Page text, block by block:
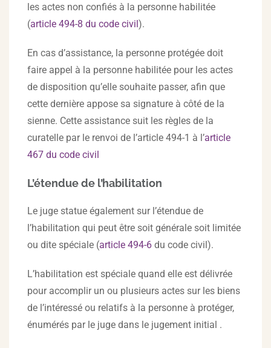
les actes non confiés à la personne habilitée
(article 494-8 du code civil).
En cas d’assistance, la personne protégée doit
faire appel à la personne habilitée pour les actes
de disposition qu’elle souhaite passer, afin que
cette dernière appose sa signature à côté de la
sienne. Cette assistance suit les règles de la
curatelle par le renvoi de l’article 494-1 à l’article
467 du code civil
L’étendue de l’habilitation
Le juge statue également sur l’étendue de
l’habilitation qui peut être soit générale soit limitée
ou dite spéciale (article 494-6 du code civil).
L’habilitation est spéciale quand elle est délivrée
pour accomplir un ou plusieurs actes sur les biens
de l’intéressé ou relatifs à la personne à protéger,
énumérés par le juge dans le jugement initial .